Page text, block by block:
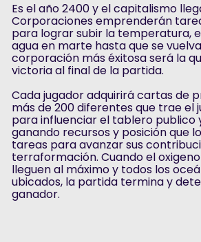
Es el año 2400 y el capitalismo
Corporaciones emprenderán
para lograr subir la temperatura,
agua en marte hasta que se
corporación más éxitosa será la
victoria al final de la partida.
Cada jugador adquirirá cartas de
más de 200 diferentes que trae el
para influenciar el tablero publico
ganando recursos y posición que
tareas para avanzar sus
terraformación. Cuando el
lleguen al máximo y todos los
ubicados, la partida termina y
ganador.